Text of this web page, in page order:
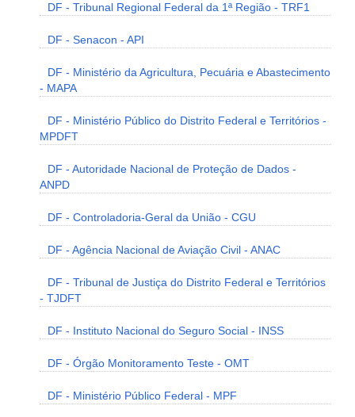
DF - Tribunal Regional Federal da 1ª Região - TRF1
DF - Senacon - API
DF - Ministério da Agricultura, Pecuária e Abastecimento
- MAPA
DF - Ministério Público do Distrito Federal e Territórios -
MPDFT
DF - Autoridade Nacional de Proteção de Dados -
ANPD
DF - Controladoria-Geral da União - CGU
DF - Agência Nacional de Aviação Civil - ANAC
DF - Tribunal de Justiça do Distrito Federal e Territórios
- TJDFT
DF - Instituto Nacional do Seguro Social - INSS
DF - Órgão Monitoramento Teste - OMT
DF - Ministério Público Federal - MPF